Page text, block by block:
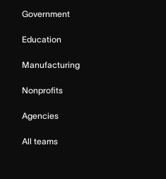
Government
Education
Manufacturing
Nonprofits
Agencies
All teams